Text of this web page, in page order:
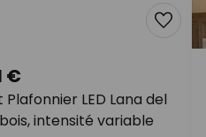
Plafonnier LED Lana del
intensité variable
€